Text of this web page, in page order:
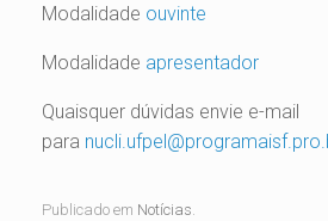
Modalidade ouvinte
Modalidade apresentador
Quaisquer dúvidas envie e-mail
para nucli.ufpel@programaisf.pro.
Publicado em Notícias.